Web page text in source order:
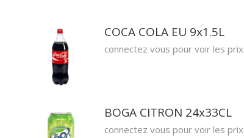
COCA COLA EU 9x1.5L
connectez vous pour voir les prix
BOGA CITRON 24x33CL
connectez vous pour voir les prix